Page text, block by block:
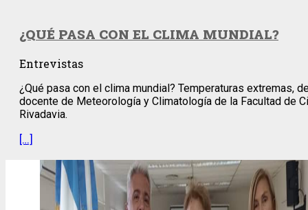
¿QUÉ PASA CON EL CLIMA MUNDIAL?
Entrevistas
¿Qué pasa con el clima mundial? Temperaturas extremas,
docente de Meteorología y Climatología de la Facultad de
Rivadavia.
[…]